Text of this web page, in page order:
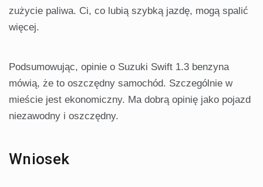
zużycie paliwa. Ci, co lubią szybką jazdę, mogą spalić
więcej.
Podsumowując, opinie o Suzuki Swift 1.3 benzyna
mówią, że to oszczędny samochód. Szczególnie w
mieście jest ekonomiczny. Ma dobrą opinię jako pojazd
niezawodny i oszczędny.
Wniosek